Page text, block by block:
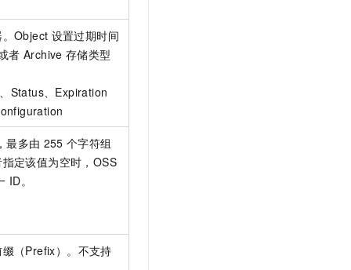
。Object 设置过期时间
者 Archive 存储类型
Status、Expiration
最多由 255 个字符组
定该值为空时，OSS
ID。
（Prefix）。不支持